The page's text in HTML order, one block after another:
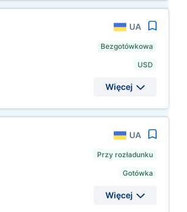
UA
Bezgotówkowa
USD
Więcej
UA
Przy rozładunku
Gotówka
Więcej